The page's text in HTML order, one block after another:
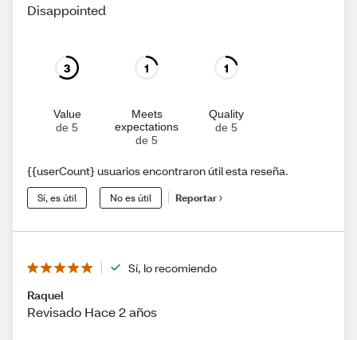
Disappointed
3
Value
de 5
1
Meets
expectations
de 5
1
Quality
de 5
{{userCount} usuarios encontraron útil esta reseña.
Sí, es útil No es útil Reportar
Sí, lo recomiendo
Raquel
Revisado Hace 2 años